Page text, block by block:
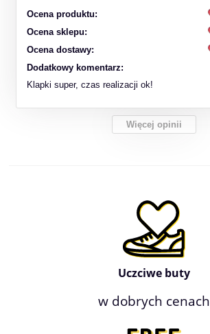
Ocena produktu:
Ocena sklepu:
Ocena dostawy:
Dodatkowy komentarz:
Klapki super, czas realizacji ok!
Więcej opinii
Uczciwe buty
w dobrych cenach